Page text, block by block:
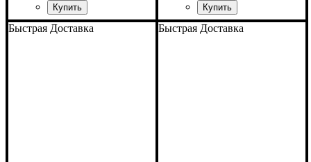
ширина, мм: 900
высота, мм: 2005
глубина, мм: 405 ширина, мм: 900
высота, мм: 2005
глубина, мм: 405
Быстрая Доставка Быстрая Доставка